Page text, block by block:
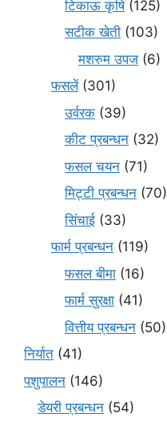
टिकाऊ कृषि(125)
सटीक खेती (103)
मशरुम उपज (6)
फसलें(301)
उर्वरक (39)
कीट प्रबन्धन (32)
फसल चयन (71)
मि‌ट्टी प्रबन्धन (70)
सिंचाई (33)
फार्म प्रबन्धन (119)
फसल बीमा (16)
फार्म सुरक्षा (41)
वित्तीय प्रबन्धन (50)
निर्यात (41)
पशुपालन (146)
डेयरी प्रबन्धन (54)